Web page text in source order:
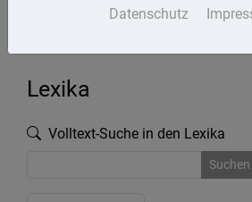
Datenschutz
Lexika
Volltext-Suche in den Lexika
Suchen
Datenschutz